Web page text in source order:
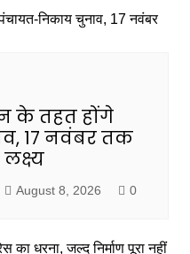
के तहत होंगे
17 नवंबर तक
August 8, 2026 0